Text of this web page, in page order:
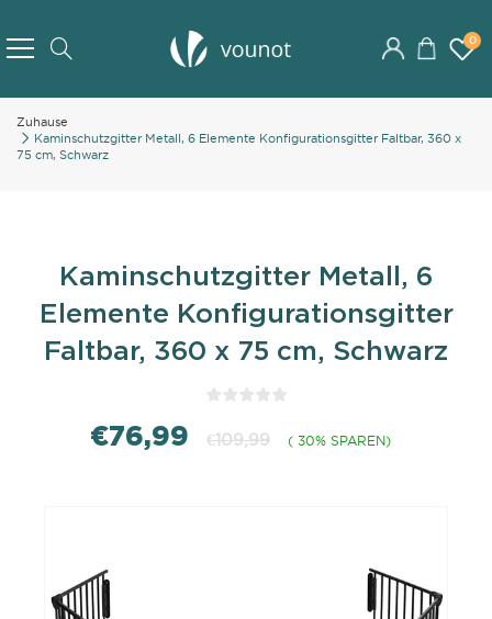
Content
0
Zuhause
Kaminschutzgitter Metall, 6 Elemente Konfigurationsgitter Faltbar, 360 x
75 cm, Schwarz
Kaminschutzgitter Metall, 6
Elemente Konfigurationsgitter
Faltbar, 360 x 75 cm, Schwarz
€76,99 €109,99 ( 30% SPAREN)